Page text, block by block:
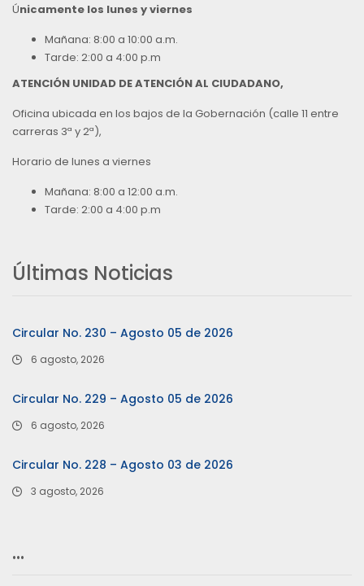
Únicamente los lunes y viernes
Mañana: 8:00 a 10:00 a.m.
Tarde: 2:00 a 4:00 p.m
ATENCIÓN UNIDAD DE ATENCIÓN AL CIUDADANO,
Oficina ubicada en los bajos de la Gobernación (calle 11 entre
carreras 3ª y 2ª),
Horario de lunes a viernes
Mañana: 8:00 a 12:00 a.m.
Tarde: 2:00 a 4:00 p.m
Últimas Noticias
Circular No. 230 – Agosto 05 de 2026
6 agosto, 2026
Circular No. 229 – Agosto 05 de 2026
6 agosto, 2026
Circular No. 228 – Agosto 03 de 2026
3 agosto, 2026
…